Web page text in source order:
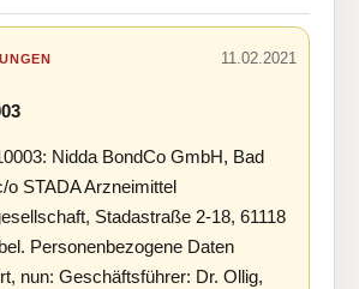
11.02.2021
Nidda BondCo GmbH, Bad
o STADA Arzneimittel
Stadastraße 2-18, 61118
Personenbezogene Daten
nun: Geschäftsführer: Dr. Ollig,